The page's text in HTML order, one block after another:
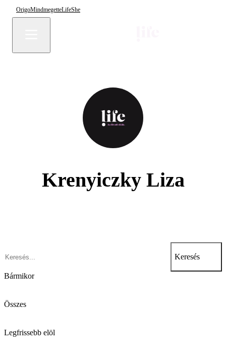
OrigoMindmegetteLifeShe
Krenyiczky Liza
Keresés
Bármikor
Összes
Legfrissebb elöl